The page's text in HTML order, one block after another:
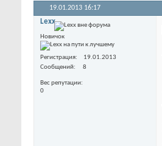
19.01.2013 16:17
Lexx
Новичок
Регистрация
19.01.2013
Сообщений
8
Вес репутации
0